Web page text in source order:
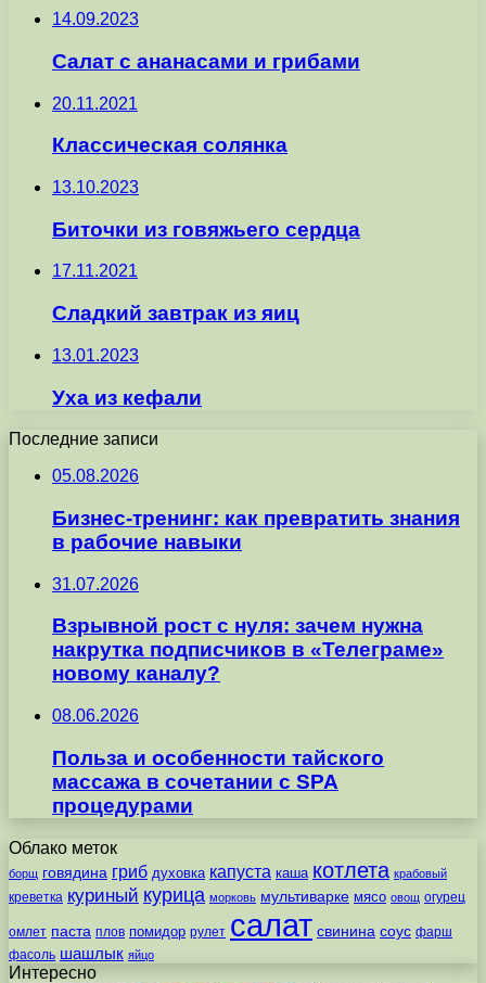
14.09.2023
Салат с ананасами и грибами
20.11.2021
Классическая солянка
13.10.2023
Биточки из говяжьего сердца
17.11.2021
Сладкий завтрак из яиц
13.01.2023
Уха из кефали
Последние записи
05.08.2026
Бизнес-тренинг: как превратить знания
в рабочие навыки
31.07.2026
Взрывной рост с нуля: зачем нужна
накрутка подписчиков в «Телеграме»
новому каналу?
08.06.2026
Польза и особенности тайского
массажа в сочетании с SPA
процедурами
Облако меток
борщ говядина гриб духовка капуста каша котлета крабовый
креветка куриный курица морковь мультиварке мясо овощ огурец
омлет паста плов помидор рулет салат свинина соус фарш
фасоль шашлык яйцо
Интересно